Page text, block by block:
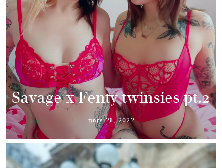
Savage x Fenty twinsies pt.2
mars 28, 2022